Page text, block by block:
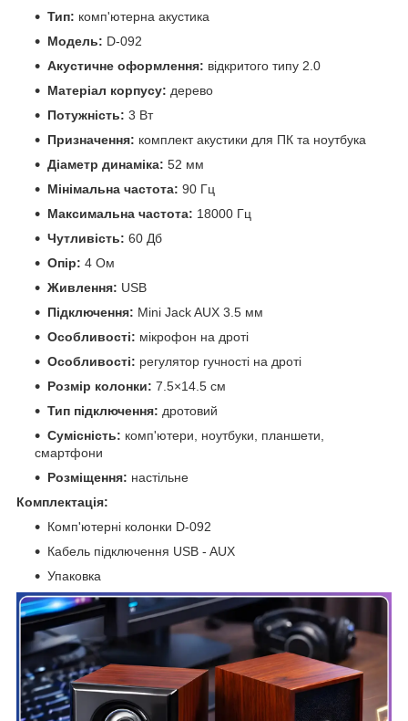
Тип: комп'ютерна акустика
Модель: D-092
Акустичне оформлення: відкритого типу 2.0
Матеріал корпусу: дерево
Потужність: 3 Вт
Призначення: комплект акустики для ПК та ноутбука
Діаметр динаміка: 52 мм
Мінімальна частота: 90 Гц
Максимальна частота: 18000 Гц
Чутливість: 60 Дб
Опір: 4 Ом
Живлення: USB
Підключення: Mini Jack AUX 3.5 мм
Особливості: мікрофон на дроті
Особливості: регулятор гучності на дроті
Розмір колонки: 7.5×14.5 см
Тип підключення: дротовий
Сумісність: комп'ютери, ноутбуки, планшети,
смартфони
Розміщення: настільне
Комплектація:
Комп'ютерні колонки D-092
Кабель підключення USB - AUX
Упаковка